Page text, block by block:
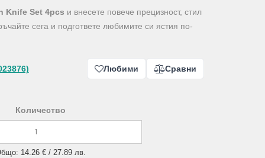
Knife Set 4pcs и внесете повече прецизност, стил
сега и подгответе любимите си ястия по-
Любими Сравни
Количество
14.26 € / 27.89 лв.